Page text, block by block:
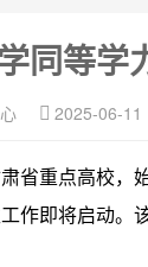
同等
2025-06-11
省重点高校，
作即将启动。